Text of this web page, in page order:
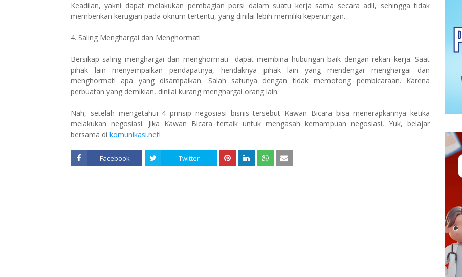
Keadilan, yakni dapat melakukan pembagian porsi dalam suatu kerja sama secara adil, sehingga tidak
memberikan kerugian pada oknum tertentu, yang dinilai lebih memiliki kepentingan.
4. Saling Menghargai dan Menghormati
Bersikap saling menghargai dan menghormati dapat membina hubungan baik dengan rekan kerja. Saat
pihak lain menyampaikan pendapatnya, hendaknya pihak lain yang mendengar menghargai dan
menghormati apa yang disampaikan. Salah satunya dengan tidak memotong pembicaraan. Karena
perbuatan yang demikian, dinilai kurang menghargai orang lain.
Nah, setelah mengetahui 4 prinsip negosiasi bisnis tersebut Kawan Bicara bisa menerapkannya ketika
melakukan negosiasi. Jika Kawan Bicara tertaik untuk mengasah kemampuan negosiasi, Yuk, belajar
bersama di komunikasi.net!
Facebook Twitter